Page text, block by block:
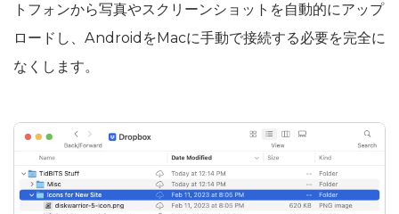
トフォンから写真やスクリーンショットを自動的にアップ
ロードし、AndroidをMacに手動で接続する必要を完全に
なくします。